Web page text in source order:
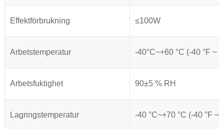
Effektförbrukning ≤100W
Arbetstemperatur -40°C~+60 °C (-40 °F ~
Arbetsfuktighet 90±5 % RH
Lagringstemperatur -40 °C~+70 °C (-40 °F ~